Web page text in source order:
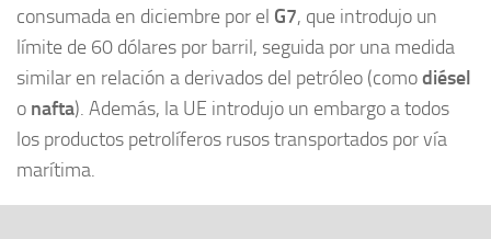
consumada en diciembre por el G7, que introdujo un
límite de 60 dólares por barril, seguida por una medida
similar en relación a derivados del petróleo (comodiésel
o nafta). Además, la UE introdujo un embargo a todos
los productos petrolíferos rusos transportados por vía
marítima.